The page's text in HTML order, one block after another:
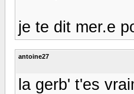
je te dit mer.e
antoine27
la gerb' t'es